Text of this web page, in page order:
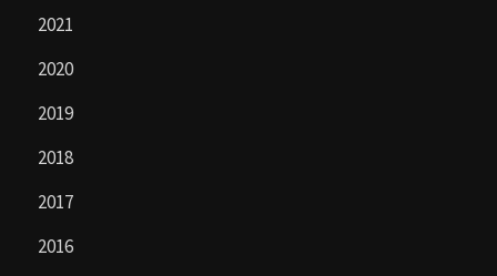
2021
2020
2019
2018
2017
2016